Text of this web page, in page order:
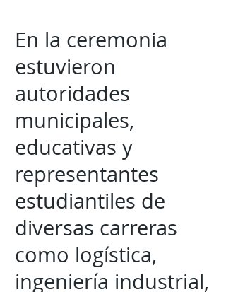
En la ceremonia
estuvieron
autoridades
municipales,
educativas y
representantes
estudiantiles de
diversas carreras
como logística,
ingeniería industrial,